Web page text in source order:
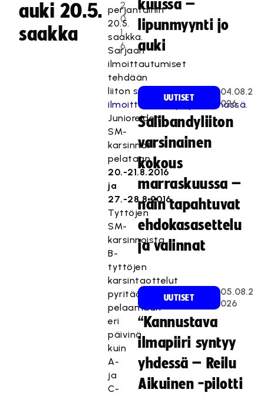
auki 20.5.
saakka
2
0
1
6
perjantaihin
20.5.
saakka.
Sarjaan
ilmoittautumiset
tehdään
liiton sähköisessä
ilmoittautumisjärjestelmässä.
Junioreiden
SM-
karsinnat
pelataan
20.-21.8.2016
ja
27.-28.8.2016.
Tyttöjen
SM-
karsinnoista
B-
tyttöjen
karsintaottelut
pyritään
pelaamaan
eri
päivinä
kuin
A-
ja
C-
kuussa –
lipunmyynti jo
auki
UUTISET
04.08.2
026
Salibandyliiton
varsinainen
kokous
marraskuussa –
näin tapahtuvat
ehdokasasettelu
ja valinnat
UUTISET
05.08.2
026
“Kannustava
ilmapiiri syntyy
yhdessä – Reilu
Aikuinen -pilotti